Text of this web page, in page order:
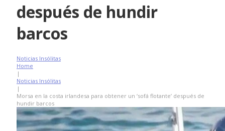
después de hundir
barcos
Noticias Insólitas
Home
|
Noticias Insólitas
|
Morsa en la costa irlandesa para obtener un ‘sofá flotante’ después de
hundir barcos